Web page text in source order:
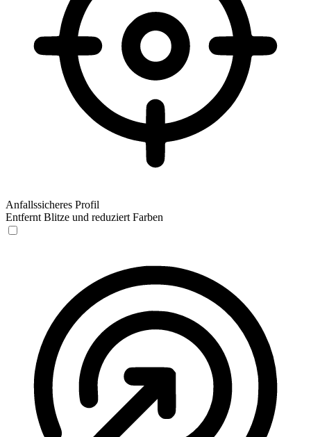
Anfallssicheres Profil
Entfernt Blitze und reduziert Farben